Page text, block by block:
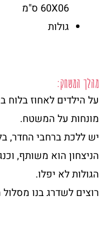
60X06 ס"מ
גולות
מהלך המשחק:
על הילדים לאחוז בלוח
מונחות על המשטח.
יש ללכת ברחבי החדר,
הניצחון הוא משותף,
הגולות לא יפלו.
רוצים לשדרג בנו